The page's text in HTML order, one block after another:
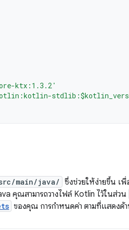
ktx:1.3.2'
main/java/ ซึ่งช่วยให้ง่ายขึ้น เ
คุณสามารถวางไฟล์ Kotlin ไว้ในส่วน
ของคุณ การกำหนดค่า ตามที่แสดงด้า